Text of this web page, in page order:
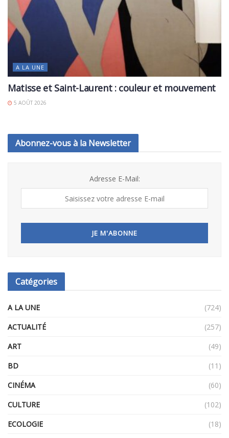
A LA UNE
Matisse et Saint-Laurent : couleur et mouvement
5 AOÛT 2026
Abonnez-vous à la Newsletter
Adresse E-Mail:
Catégories
A LA UNE
(724)
ACTUALITÉ
(257)
ART
(49)
BD
(11)
CINÉMA
(60)
CULTURE
(102)
ECOLOGIE
(18)